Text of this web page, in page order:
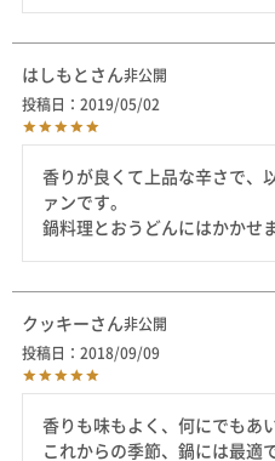
はしもと
非公開
投稿日
2019/05/02
香りが良くて上品な辛さで、
ァンです。
鍋料理とおうどんにはかかせま
クッキー
非公開
投稿日
2018/09/09
香りも味もよく、何にでもあ
これからの季節、鍋には最適